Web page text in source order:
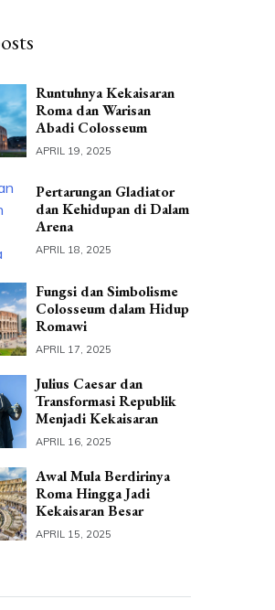
Runtuhnya Kekaisaran
Roma dan Warisan
Abadi Colosseum
APRIL 19, 2025
Pertarungan Gladiator
dan Kehidupan di Dalam
Arena
APRIL 18, 2025
Fungsi dan Simbolisme
Colosseum dalam Hidup
Romawi
APRIL 17, 2025
Julius Caesar dan
Transformasi Republik
Menjadi Kekaisaran
APRIL 16, 2025
Awal Mula Berdirinya
Roma Hingga Jadi
Kekaisaran Besar
APRIL 15, 2025